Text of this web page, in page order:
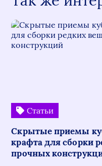
Статьи
Скрытые приемы
крафта для сборки
прочных